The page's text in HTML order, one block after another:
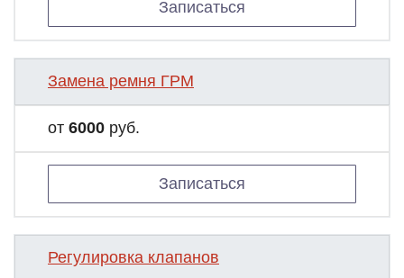
Записаться
Замена ремня ГРМ
от 6000 руб.
Записаться
Регулировка клапанов